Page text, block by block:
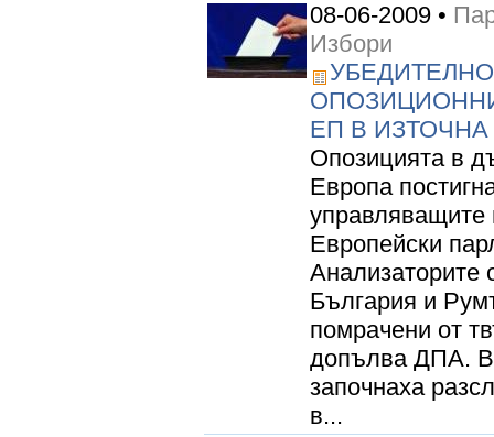
08-06-2009 •
Избори
ЕП В
Опозицията в
Европа
управляващите
Европейски
Анализаторите
България и
помрачени от
допълва ДПА.
започнаха
в...